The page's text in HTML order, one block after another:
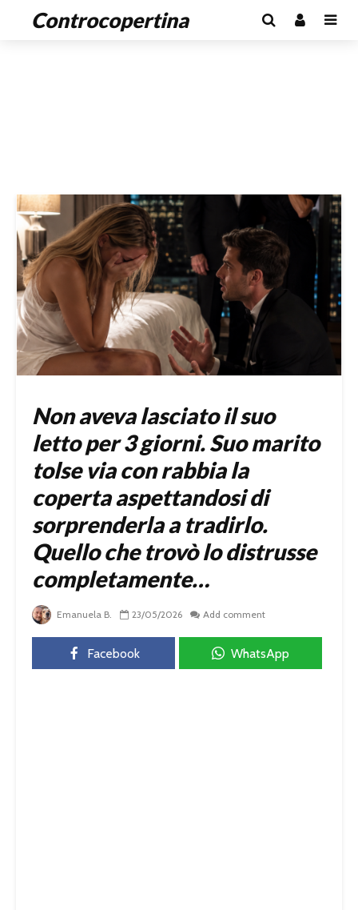
Controcopertina
Non aveva lasciato il suo
letto per 3 giorni. Suo marito
tolse via con rabbia la
coperta aspettandosi di
sorprenderla a tradirlo.
Quello che trovò lo distrusse
completamente…
Emanuela B. 23/05/2026 Add comment
Facebook WhatsApp